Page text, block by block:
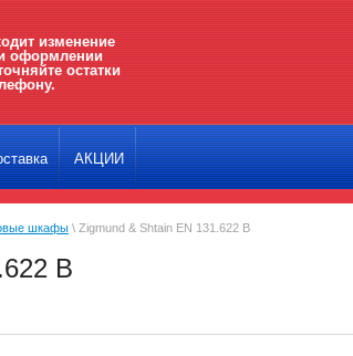
изменение
оформлении
остатки
АКЦИИ
шкафы \ Zigmund & Shtain EN 131.622 B
B